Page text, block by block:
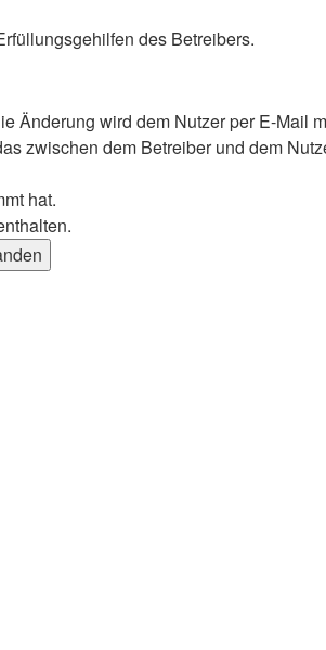
des Betreibers.
Änderung wird dem Nutzer per E-Mail
zwischen dem Betreiber und dem
hat.